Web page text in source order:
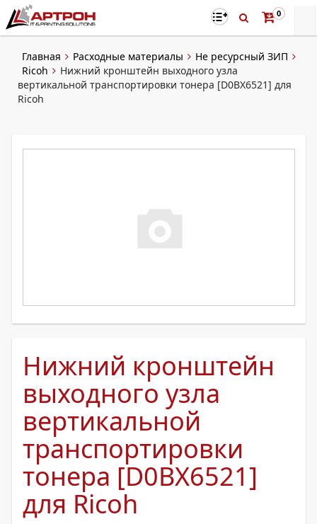
0
Главная Расходные материалы
Не ресурсный ЗИП
Ricoh
Нижний кронштейн выходного узла
вертикальной транспортировки тонера [D0BX6521] для
Ricoh
Нижний кронштейн
выходного узла
вертикальной
транспортировки
тонера [D0BX6521]
для Ricoh